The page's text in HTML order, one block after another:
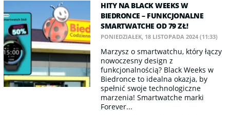
HITY NA BLACK WEEKS W
BIEDRONCE – FUNKCJONALNE
SMARTWATCHE OD 79 ZŁ!
PONIEDZIAŁEK, 18 LISTOPADA 2024 (11:33)
​Marzysz o smartwatchu, który łączy
nowoczesny design z
funkcjonalnością? Black Weeks w
Biedronce to idealna okazja, by
spełnić swoje technologiczne
marzenia! Smartwatche marki
Forever...